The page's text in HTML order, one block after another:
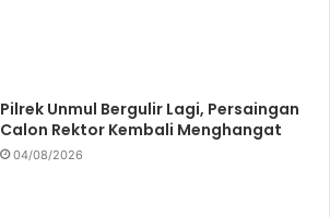
Pilrek Unmul Bergulir Lagi, Persaingan
Calon Rektor Kembali Menghangat
04/08/2026